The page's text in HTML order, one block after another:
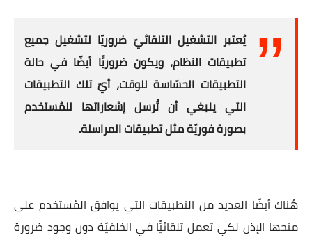
يُعتبر التشغيل التلقائيّ ضروريًا لتشغيل جميع
تطبيقات النظام، ويكون ضروريًّا أيضًا في حالة
التطبيقات الحسّاسة للوقت، أيّ تلك التطبيقات
التي ينبغي أن تُرسل إشعاراتها للمُستخدم
بصورة فوريّة مثل تطبيقات المراسلة.
هُناك أيضًا العديد من التطبيقات التي يوافق المُستخدم على
منحها الإذن لكي تعمل تلقائيًّا في الخلفيّة دون وجود ضرورة